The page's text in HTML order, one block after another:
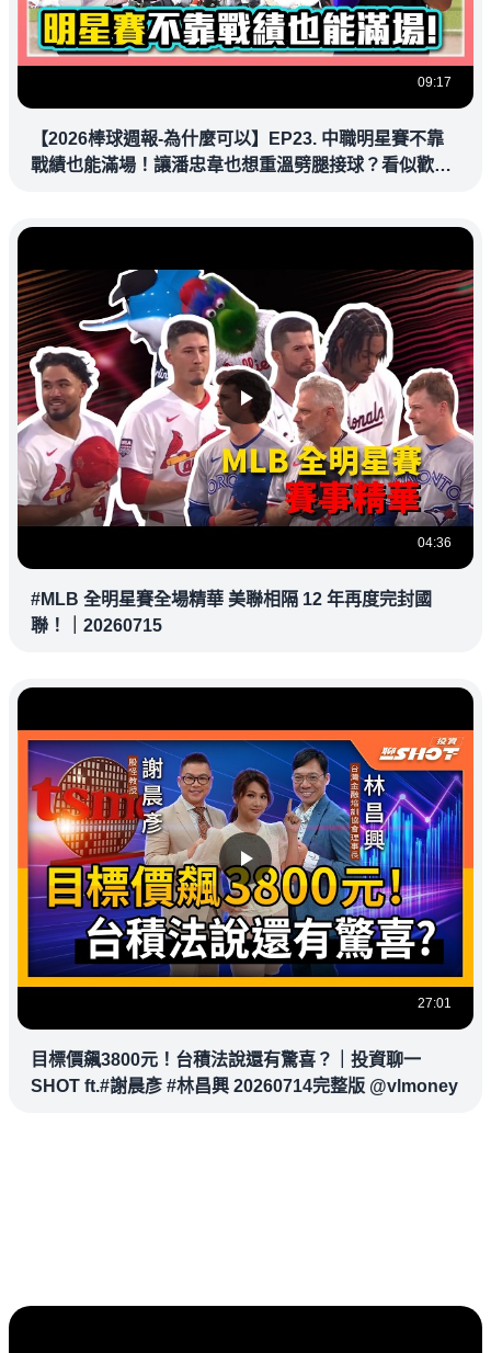
09:17
【2026棒球週報-為什麼可以】EP23. 中職明星賽不靠
戰績也能滿場！讓潘忠韋也想重溫劈腿接球？看似歡樂
04:36
#MLB 全明星賽全場精華 美聯相隔 12 年再度完封國
聯！｜20260715
27:01
目標價飆3800元！台積法說還有驚喜？｜投資聊一
SHOT ft.#謝晨彥 #林昌興 20260714完整版 @vlmoney